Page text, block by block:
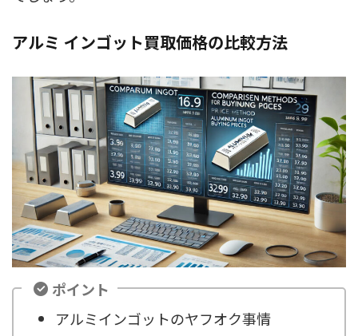
アルミ インゴット買取価格の比較方法
ポイント
アルミインゴットのヤフオク事情